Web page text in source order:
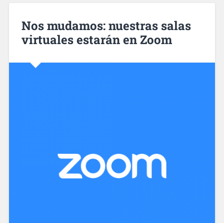
Nos mudamos: nuestras salas
virtuales estarán en Zoom